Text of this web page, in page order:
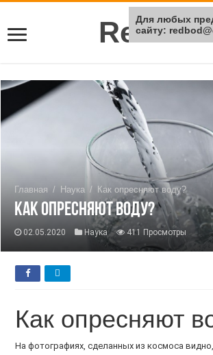
Rei Red
Главная / Наука / Как опресняют воду?
Как опресняют воду?
02.05.2020 Наука 411 Просмотры
Как опресняют
На фотографиях, сделанных из космоса
Для любых
сайту: